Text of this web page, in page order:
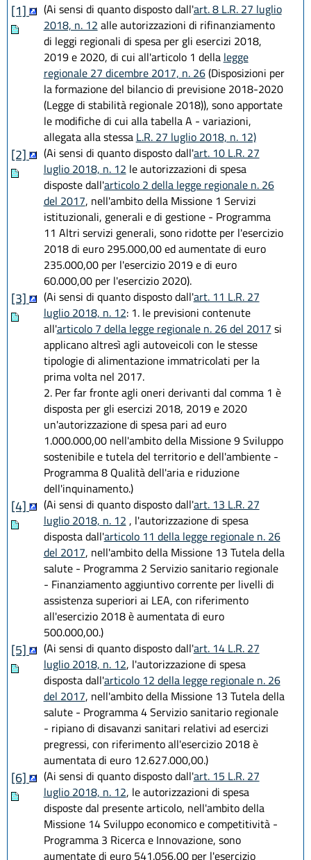
[1]
(Ai sensi di quanto disposto dall'art. 8 L.R. 27 luglio
2018, n. 12 alle autorizzazioni di rifinanziamento
di leggi regionali di spesa per gli esercizi 2018,
2019 e 2020, di cui all'articolo 1 della legge
regionale 27 dicembre 2017, n. 26(Disposizioni per
la formazione del bilancio di previsione 2018-2020
(Legge di stabilità regionale 2018)), sono apportate
le modifiche di cui alla tabella A - variazioni,
allegata alla stessa L.R. 27 luglio 2018, n. 12)
[2] (Ai sensi di quanto disposto dall'art. 10 L.R. 27
luglio 2018, n. 12 le autorizzazioni di spesa
disposte dall'articolo 2 della legge regionale n. 26
del 2017, nell'ambito della Missione 1 Servizi
istituzionali, generali e di gestione - Programma
11 Altri servizi generali, sono ridotte per l'esercizio
2018 di euro 295.000,00 ed aumentate di euro
235.000,00 per l'esercizio 2019 e di euro
60.000,00 per l'esercizio 2020).
[3] (Ai sensi di quanto disposto dall'art. 11 L.R. 27
luglio 2018, n. 12: 1. le previsioni contenute
all'articolo 7 della legge regionale n. 26 del 2017 si
applicano altresì agli autoveicoli con le stesse
tipologie di alimentazione immatricolati per la
prima volta nel 2017.
2. Per far fronte agli oneri derivanti dal comma 1 è
disposta per gli esercizi 2018, 2019 e 2020
un'autorizzazione di spesa pari ad euro
1.000.000,00 nell'ambito della Missione 9 Sviluppo
sostenibile e tutela del territorio e dell'ambiente -
Programma 8 Qualità dell'aria e riduzione
dell'inquinamento.)
[4] (Ai sensi di quanto disposto dall'art. 13 L.R. 27
luglio 2018, n. 12 , l'autorizzazione di spesa
disposta dall'articolo 11 della legge regionale n. 26
del 2017, nell'ambito della Missione 13 Tutela della
salute - Programma 2 Servizio sanitario regionale
- Finanziamento aggiuntivo corrente per livelli di
assistenza superiori ai LEA, con riferimento
all'esercizio 2018 è aumentata di euro
500.000,00.)
[5] (Ai sensi di quanto disposto dall'art. 14 L.R. 27
luglio 2018, n. 12, l'autorizzazione di spesa
disposta dall'articolo 12 della legge regionale n. 26
del 2017, nell'ambito della Missione 13 Tutela della
salute - Programma 4 Servizio sanitario regionale
- ripiano di disavanzi sanitari relativi ad esercizi
pregressi, con riferimento all'esercizio 2018 è
aumentata di euro 12.627.000,00.)
[6] (Ai sensi di quanto disposto dall'art. 15 L.R. 27
luglio 2018, n. 12, le autorizzazioni di spesa
disposte dal presente articolo, nell'ambito della
Missione 14 Sviluppo economico e competitività -
Programma 3 Ricerca e Innovazione, sono
aumentate di euro 541.056,00 per l'esercizio